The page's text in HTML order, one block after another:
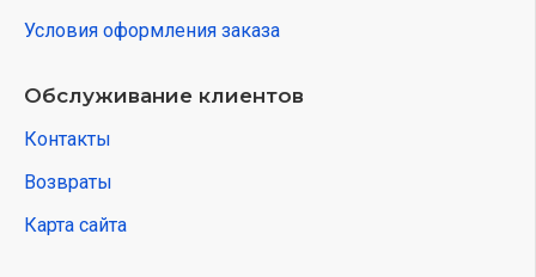
Условия оформления заказа
Обслуживание клиентов
Контакты
Возвраты
Карта сайта